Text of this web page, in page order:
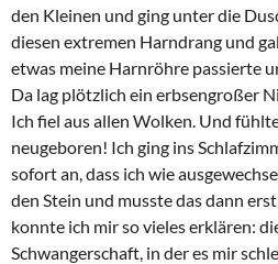
den Kleinen und ging unter die
diesen extremen Harndrang und
etwas meine Harnröhre passierte
Da lag plötzlich ein erbsengroßer
Ich fiel aus allen Wolken. Und
neugeboren! Ich ging ins
sofort an, dass ich wie
den Stein und musste das dann
konnte ich mir so vieles erklären:
Schwangerschaft, in der es mir